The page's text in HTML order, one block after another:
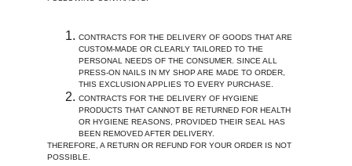
CONTRACTS FOR THE DELIVERY OF GOODS THAT ARE
CUSTOM-MADE OR CLEARLY TAILORED TO THE
PERSONAL NEEDS OF THE CONSUMER. SINCE ALL
PRESS-ON NAILS IN MY SHOP ARE MADE TO ORDER,
THIS EXCLUSION APPLIES TO EVERY PURCHASE.
CONTRACTS FOR THE DELIVERY OF HYGIENE
PRODUCTS THAT CANNOT BE RETURNED FOR HEALTH
OR HYGIENE REASONS, PROVIDED THEIR SEAL HAS
BEEN REMOVED AFTER DELIVERY.
THEREFORE, A RETURN OR REFUND FOR YOUR ORDER IS NOT
POSSIBLE.